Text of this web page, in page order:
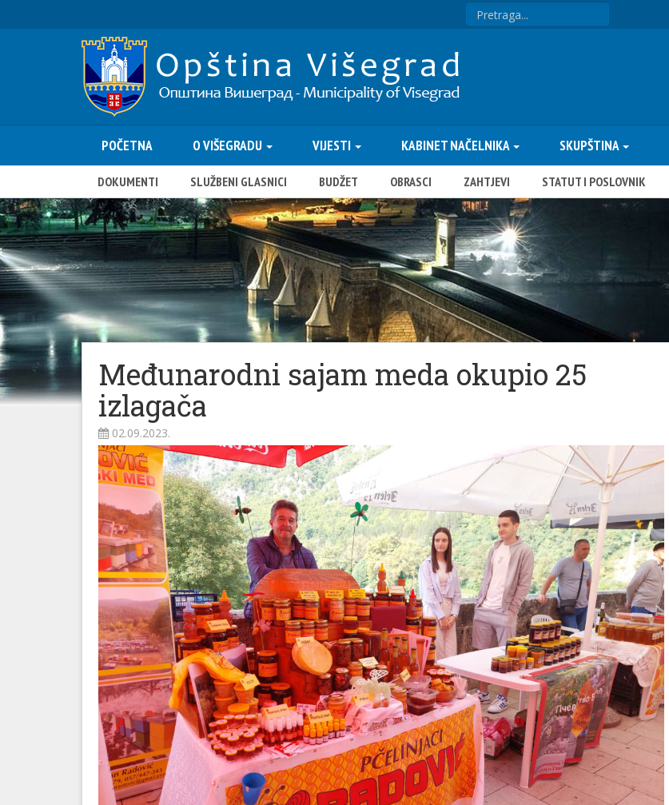
POČETNA O VIŠEGRADU VIJESTI KABINET NAČELNIKA SKUPŠTINA
DOKUMENTI SLUŽBENI GLASNICI BUDŽET OBRASCI ZAHTJEVI STATUT I POSLOVNIK
Međunarodni sajam meda okupio 25
izlagača
02.09.2023.